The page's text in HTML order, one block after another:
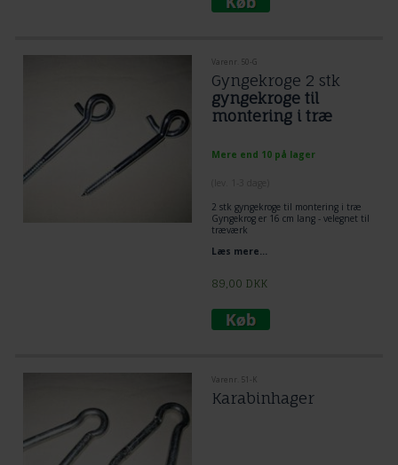
Varenr. 50-G
Gyngekroge 2 stk
gyngekroge til
montering i træ
Mere end 10 på lager
2 stk gyngekroge til montering i træ
Gyngekrog er 16 cm lang - velegnet til
træværk
1 cm diameter
Læs mere...
89,00 DKK
Varenr. 51-K
Karabinhager